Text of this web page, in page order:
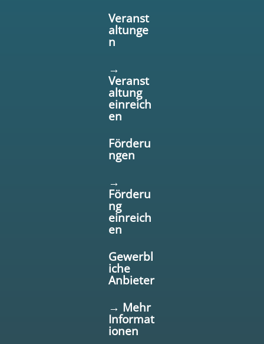
Veranst
altunge
n
→
Veranst
altung
einreich
en
Förderu
ngen
→
Förderu
ng
einreich
en
Gewerbl
iche
Anbieter
→ Mehr
Informat
ionen